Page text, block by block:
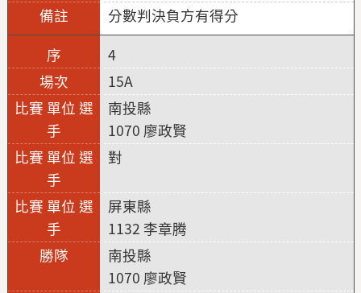
分數判決負方有得分
4
15A
南投縣
1070 廖政賢
對
屏東縣
1132 李章腾
南投縣
1070 廖政賢